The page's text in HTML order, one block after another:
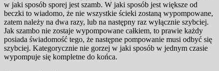
w jaki sposób sporej jest szamb. W jaki sposób jest większe od
beczki to wiadomo, że nie wszystkie ścieki zostaną wypompowane,
zatem należy na dwa razy, lub na następny raz wyłącznie szybciej.
Jak szambo nie zostaje wypompowane całkiem, to prawie każdy
posiada świadomość tego, że następne pompowanie musi odbyć się
szybciej. Kategorycznie nie gorzej w jaki sposób w jednym czasie
wypompuje się kompletne do końca.